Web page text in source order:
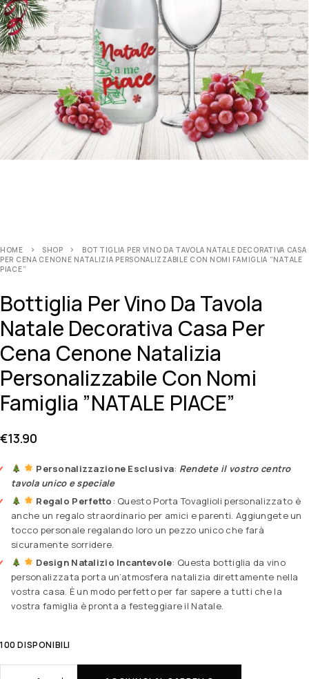
HOME SHOP
BOTTIGLIA PER VINO DA TAVOLA NATALE DECORATIVA CASA
PER CENA CENONE NATALIZIA PERSONALIZZABILE CON NOMI FAMIGLIA ”NATALE
PIACE”
Bottiglia Per Vino Da Tavola
Natale Decorativa Casa Per
Cena Cenone Natalizia
Personalizzabile Con Nomi
Famiglia ”NATALE PIACE”
€13.90
Personalizzazione Esclusiva: Rendete il vostro centro
tavola unico e speciale
Regalo Perfetto : Questo Porta Tovaglioli personalizzato è
anche un regalo straordinario per amici e parenti. Aggiungete un
tocco personale regalando loro un pezzo unico che farà
sicuramente sorridere.
Design Natalizio Incantevole: Questa bottiglia da vino
personalizzata porta un’atmosfera natalizia direttamente nella
vostra casa. È un modo perfetto per far sapere a tutti che la
vostra famiglia è pronta a festeggiare il Natale.
100 DISPONIBILI